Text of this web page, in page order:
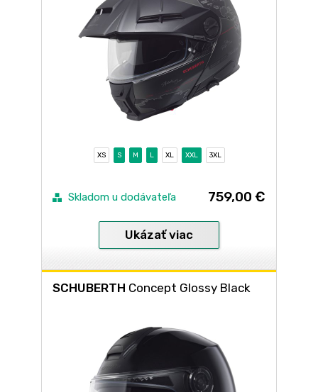
XS S M L XL XXL 3XL
Skladom u dodávateľa 759,00 €
Ukázať viac
SCHUBERTH Concept Glossy Black